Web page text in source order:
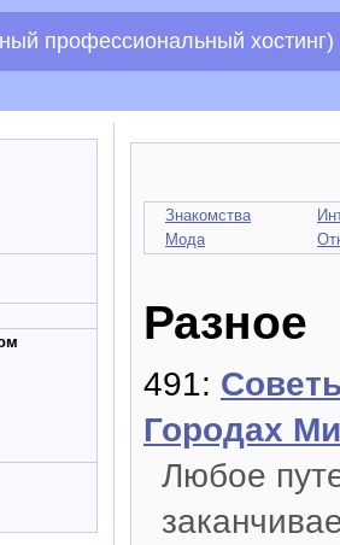
профессиональный хостинг)
Знакомства
Мода
Разное
491:
Городах
Любое